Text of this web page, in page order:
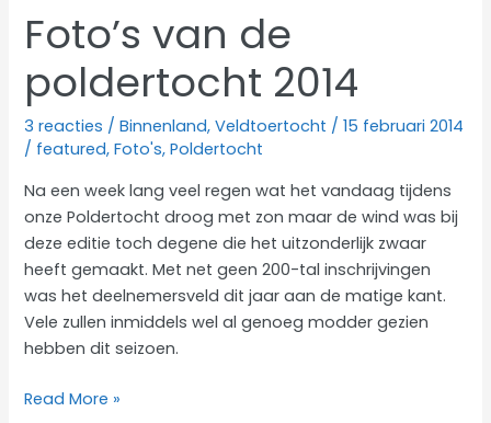
Foto’s van de
poldertocht 2014
3 reacties /Binnenland,Veldtoertocht /15 februari 2014
/ featured,Foto's,Poldertocht
Na een week lang veel regen wat het vandaag tijdens
onze Poldertocht droog met zon maar de wind was bij
deze editie toch degene die het uitzonderlijk zwaar
heeft gemaakt. Met net geen 200-tal inschrijvingen
was het deelnemersveld dit jaar aan de matige kant.
Vele zullen inmiddels wel al genoeg modder gezien
hebben dit seizoen.
Foto’s
Read More »